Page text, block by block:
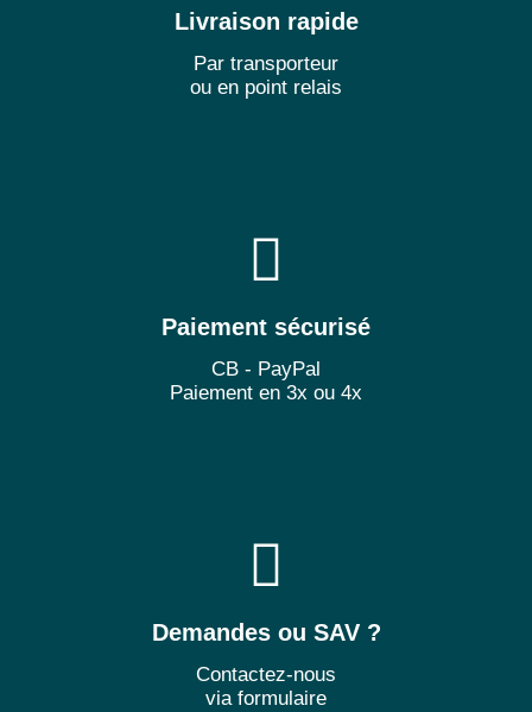
Livraison rapide
Par transporteur
ou en point relais
Paiement sécurisé
CB - PayPal
Paiement en 3x ou 4x
Demandes ou SAV ?
Contactez-nous
via formulaire